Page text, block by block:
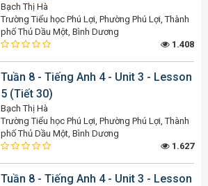
Bạch Thị Hà
Trường Tiểu học Phú Lợi, Phường Phú Lợi, Thành
phố Thủ Dầu Một, Bình Dương
1.408
Tuần 8 - Tiếng Anh 4 - Unit 3 - Lesson
5 (Tiết 30)
Bạch Thị Hà
Trường Tiểu học Phú Lợi, Phường Phú Lợi, Thành
phố Thủ Dầu Một, Bình Dương
1.627
Tuần 8 - Tiếng Anh 4 - Unit 3 - Lesson